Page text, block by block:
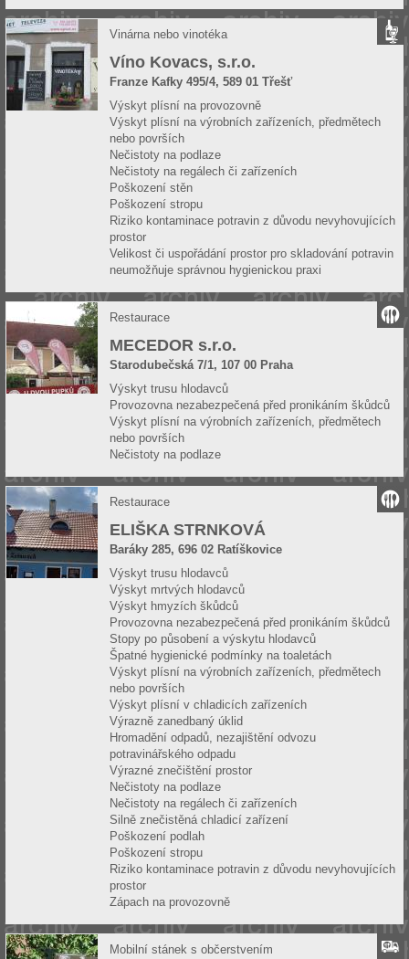
Vinárna nebo vinotéka
Víno Kovacs, s.r.o.
Franze Kafky 495/4, 589 01 Třešť
Výskyt plísní na provozovně
Výskyt plísní na výrobních zařízeních, předmětech
nebo površích
Nečistoty na podlaze
Nečistoty na regálech či zařízeních
Poškození stěn
Poškození stropu
Riziko kontaminace potravin z důvodu nevyhovujících
prostor
Velikost či uspořádání prostor pro skladování potravin
neumožňuje správnou hygienickou praxi
Restaurace
MECEDOR s.r.o.
Starodubečská 7/1, 107 00 Praha
Výskyt trusu hlodavců
Provozovna nezabezpečená před pronikáním škůdců
Výskyt plísní na výrobních zařízeních, předmětech
nebo površích
Nečistoty na podlaze
Restaurace
ELIŠKA STRNKOVÁ
Baráky 285, 696 02 Ratíškovice
Výskyt trusu hlodavců
Výskyt mrtvých hlodavců
Výskyt hmyzích škůdců
Provozovna nezabezpečená před pronikáním škůdců
Stopy po působení a výskytu hlodavců
Špatné hygienické podmínky na toaletách
Výskyt plísní na výrobních zařízeních, předmětech
nebo površích
Výskyt plísní v chladicích zařízeních
Výrazně zanedbaný úklid
Hromadění odpadů, nezajištění odvozu
potravinářského odpadu
Výrazné znečištění prostor
Nečistoty na podlaze
Nečistoty na regálech či zařízeních
Silně znečistěná chladicí zařízení
Poškození podlah
Poškození stropu
Riziko kontaminace potravin z důvodu nevyhovujících
prostor
Zápach na provozovně
Mobilní stánek s občerstvením